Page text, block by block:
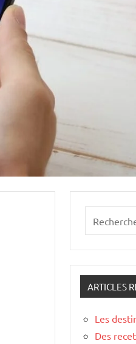
pour
:
ARTICLES
Les
Des